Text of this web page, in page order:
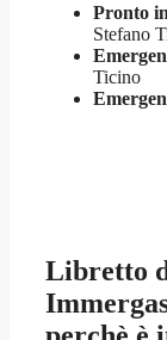
Pronto
Stefano
Ticino
Libretto